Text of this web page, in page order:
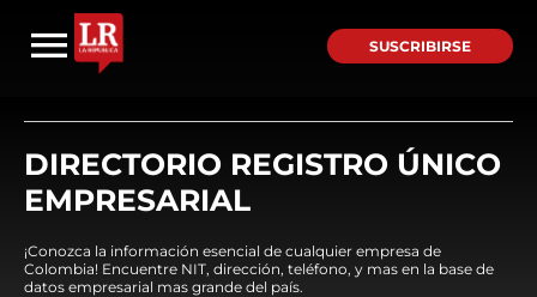
SUSCRIBIRSE
DIRECTORIO REGISTRO ÚNICO
EMPRESARIAL
¡Conozca la información esencial de cualquier empresa de
Colombia! Encuentre NIT, dirección, teléfono, y mas en la base de
datos empresarial mas grande del país.